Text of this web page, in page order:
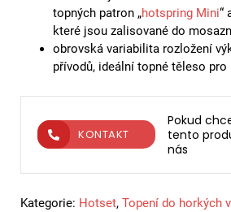
topných patron „hotspring Mini“
které jsou zalisované do
obrovská variabilita rozložení
přívodů, ideální topné těleso
Pokud
tento
nás
KONTAKT
Kategorie: Hotset, Topení do horkých